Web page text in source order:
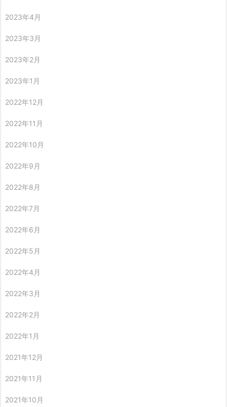
2023年4月
2023年3月
2023年2月
2023年1月
2022年12月
2022年11月
2022年10月
2022年9月
2022年8月
2022年7月
2022年6月
2022年5月
2022年4月
2022年3月
2022年2月
2022年1月
2021年12月
2021年11月
2021年10月